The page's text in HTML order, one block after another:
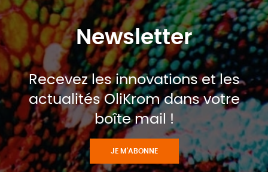
Newsletter
Recevez les innovations et les
actualités OliKrom dans votre
boîte mail !
JE M'ABONNE